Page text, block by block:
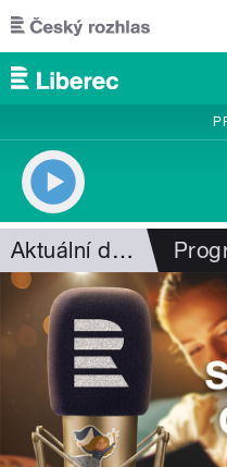
Přejít k hlavnímu obsahu
Aktuální dění